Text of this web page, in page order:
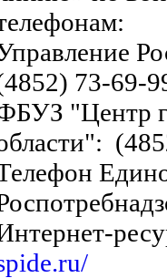
73-69-
"Центр